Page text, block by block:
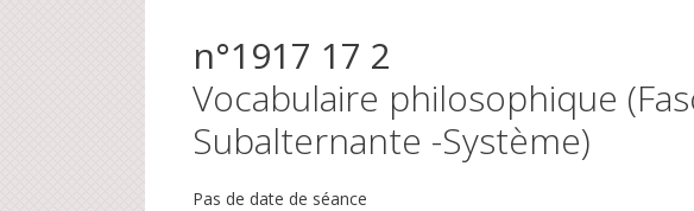
n°1917 17 2
Vocabulaire philosophique
Subalternante -Système)
Pas de date de séance